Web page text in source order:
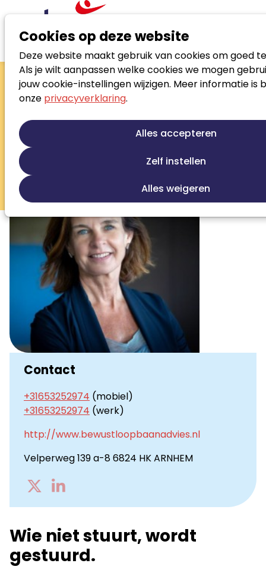
Cookies op deze website
Deze website maakt gebruik van cookies om goed
Als je wilt aanpassen welke cookies we mogen
jouw cookie-instellingen wijzigen. Meer informatie is
onze privacyverklaring.
Alles accepteren
Zelf instellen
Alles weigeren
Zoek loopbaanspecialist
Jacqueline
Gielen
Zelfstandig ondernemer
Loopbaanontwikkeling
Talentontwikkeling
Persoonlijke ontwikkeling
Outplacement
Sollicitatiebegeleiding
Training/opleiding
Ontwikkeling loopbaanbeleid
Contact
+31653252974 (mobiel)
+31653252974 (werk)
http://www.bewustloopbaanadvies.nl
Velperweg 139 a-8 6824 HK ARNHEM
Go
Wie niet stuurt, wordt
gestuurd.